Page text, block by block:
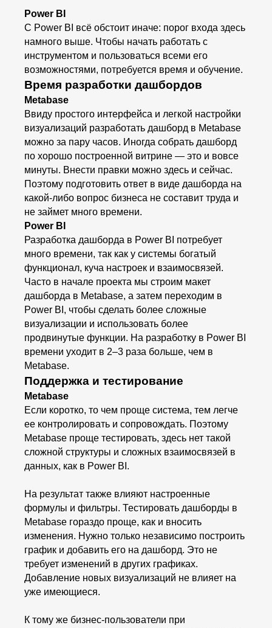
Power BI
С Power BI всё обстоит иначе: порог входа здесь
намного выше. Чтобы начать работать с
инструментом и пользоваться всеми его
возможностями, потребуется время и обучение.
Время разработки дашбордов
Metabase
Ввиду простого интерфейса и легкой настройки
визуализаций разработать дашборд в Metabase
можно за пару часов. Иногда собрать дашборд
по хорошо построенной витрине — это и вовсе
минуты. Внести правки можно здесь и сейчас.
Поэтому подготовить ответ в виде дашборда на
какой-либо вопрос бизнеса не составит труда и
не займет много времени.
Power BI
Разработка дашборда в Power BI потребует
много времени, так как у системы богатый
функционал, куча настроек и взаимосвязей.
Часто в начале проекта мы строим макет
дашборда в Metabase, а затем переходим в
Power BI, чтобы сделать более сложные
визуализации и использовать более
продвинутые функции. На разработку в Power BI
времени уходит в 2–3 раза больше, чем в
Metabase.
Поддержка и тестирование
Metabase
Если коротко, то чем проще система, тем легче
ее контролировать и сопровождать. Поэтому
Metabase проще тестировать, здесь нет такой
сложной структуры и сложных взаимосвязей в
данных, как в Power BI.
На результат также влияют настроенные
формулы и фильтры. Тестировать дашборды в
Metabase гораздо проще, как и вносить
изменения. Нужно только независимо построить
график и добавить его на дашборд. Это не
требует изменений в других графиках.
Добавление новых визуализаций не влияет на
уже имеющиеся.
К тому же бизнес-пользователи при